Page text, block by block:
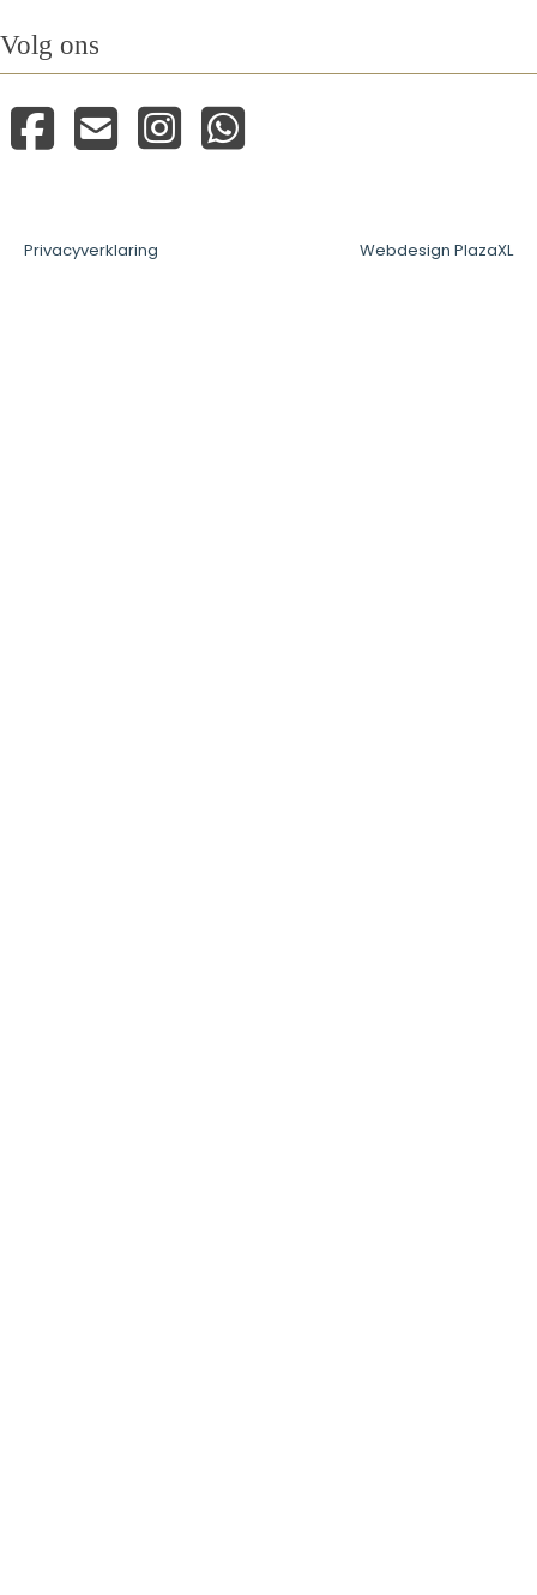
Volg ons
Privacyverklaring Webdesign PlazaXL